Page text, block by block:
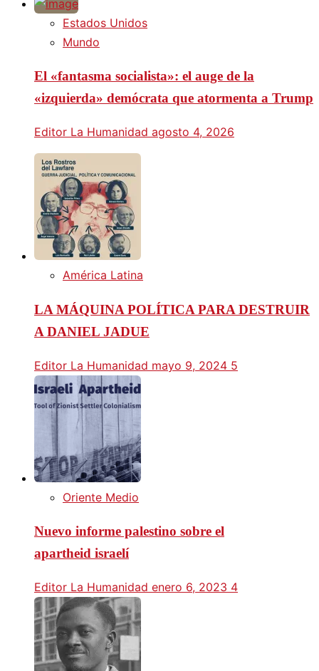
Estados Unidos
Mundo
El «fantasma socialista»: el auge de la
«izquierda» demócrata que atormenta a Trump
Editor La Humanidad agosto 4, 2026
América Latina
LA MÁQUINA POLÍTICA PARA DESTRUIR
A DANIEL JADUE
Editor La Humanidad mayo 9, 2024 5
Oriente Medio
Nuevo informe palestino sobre el
apartheid israelí
Editor La Humanidad enero 6, 2023 4